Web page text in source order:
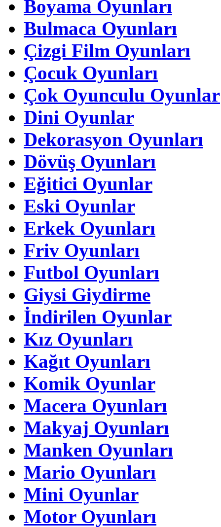
Boyama Oyunları
Bulmaca Oyunları
Çizgi Film Oyunları
Çocuk Oyunları
Çok Oyunculu Oyunlar
Dini Oyunlar
Dekorasyon Oyunları
Dövüş Oyunları
Eğitici Oyunlar
Eski Oyunlar
Erkek Oyunları
Friv Oyunları
Futbol Oyunları
Giysi Giydirme
İndirilen Oyunlar
Kız Oyunları
Kağıt Oyunları
Komik Oyunlar
Macera Oyunları
Makyaj Oyunları
Manken Oyunları
Mario Oyunları
Mini Oyunlar
Motor Oyunları